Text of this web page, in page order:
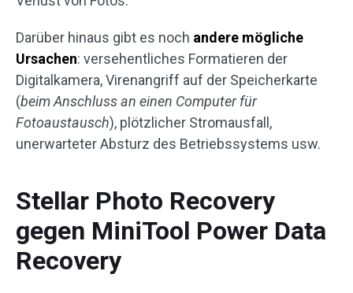
Darüber hinaus gibt es noch andere mögliche
Ursachen: versehentliches Formatieren der
Digitalkamera, Virenangriff auf der Speicherkarte
(beim Anschluss an einen Computer für
Fotoaustausch), plötzlicher Stromausfall,
unerwarteter Absturz des Betriebssystems usw.
Stellar Photo Recovery
gegen MiniTool Power Data
Recovery